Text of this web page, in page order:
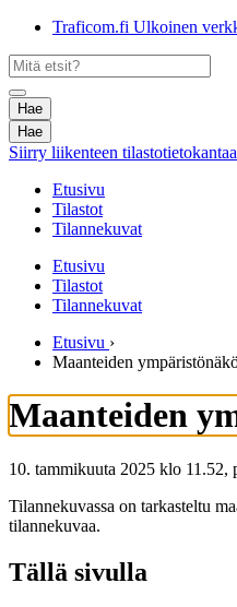
Traficom.fi Ulkoinen
Hae
Hae
Siirry liikenteen
Etusivu
Tilastot
Tilannekuvat
Etusivu
Tilastot
Tilannekuvat
Etusivu ›
Maanteiden
Maanteiden
10. tammikuuta 2025 klo
Tilannekuvassa on tarkasteltu
tilannekuvaa.
Tällä sivulla